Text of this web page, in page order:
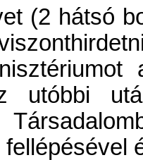
(2 hátsó
utóbbi